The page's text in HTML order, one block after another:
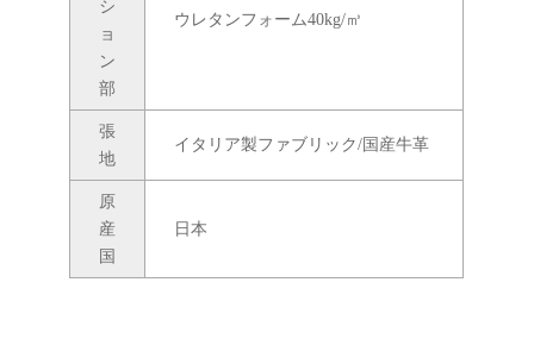
シ
ョ
ン
部
ウレタンフォーム40kg/㎥
張
地
イタリア製ファブリック/国産牛革
原
産
国
日本